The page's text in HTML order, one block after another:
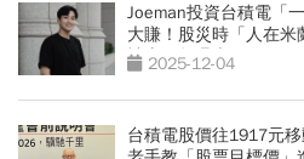
Joeman投資台積電「
大賺！股災時「人在
神山張數曝光
2025-12-04
台積電股價往1917元